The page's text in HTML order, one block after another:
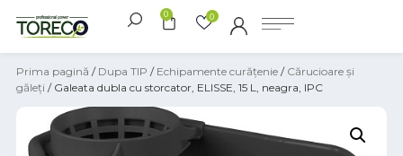
0 0
Prima pagină / Dupa TIP / Echipamente curățenie / Cărucioare și
găleți / Galeata dubla cu storcator, ELISSE, 15 L, neagra, IPC